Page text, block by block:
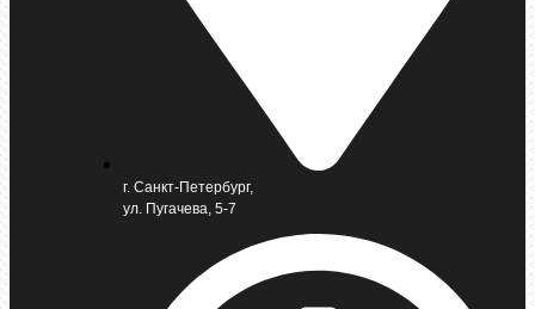
г. Санкт-Петербург,
ул. Пугачева, 5-7